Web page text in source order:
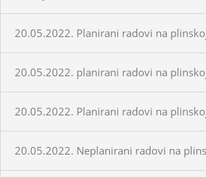
20.05.2022. Planirani radovi na
20.05.2022. planirani radovi na
20.05.2022. Planirani radovi na
20.05.2022. Neplanirani radovi na